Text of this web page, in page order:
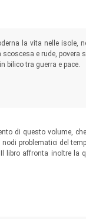
la vita nelle isole,
e rude, povera
bilico tra guerra e pace.
di questo volume,
problematici del
affronta inoltre la
piano della storia